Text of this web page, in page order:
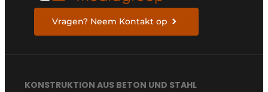
Vragen? Neem Kontakt op
KONSTRUKTION AUS BETON UND STAHL